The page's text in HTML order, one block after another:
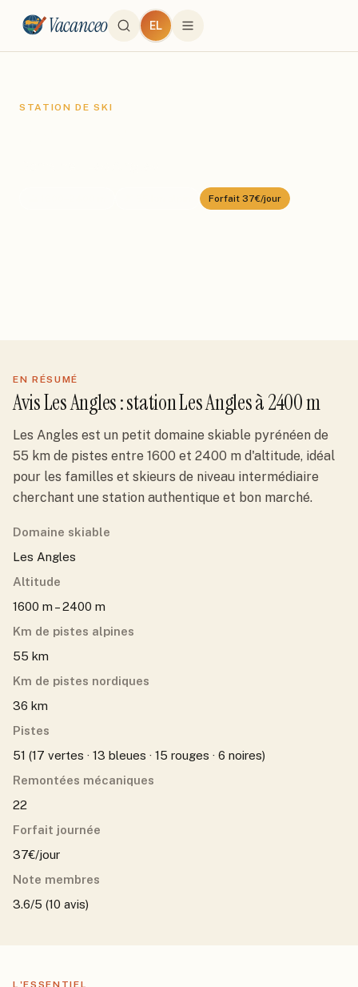
Vacanceo EL
STATION DE SKI
Forfait 37€/jour
EN RÉSUMÉ
AvisLes Angles: stationLes Anglesà 2400 m
Les Angles est un petit domaine skiable pyrénéen de
55 km de pistes entre 1600 et 2400 m d'altitude, idéal
pour les familles et skieurs de niveau intermédiaire
cherchant une station authentique et bon marché.
Domaine skiable
Les Angles
Altitude
1600 m – 2400 m
Km de pistes alpines
55 km
Km de pistes nordiques
36 km
Pistes
51 (17 vertes · 13 bleues · 15 rouges · 6 noires)
Remontées mécaniques
22
Forfait journée
37€/jour
Note membres
3.6/5 (10 avis)
L'ESSENTIEL